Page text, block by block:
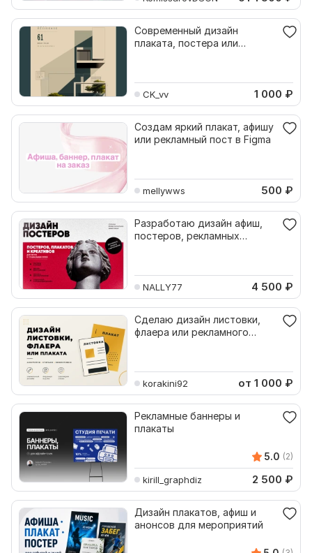
Современный дизайн
плаката, постера или
CK_vv 1 000 ₽
Создам яркий плакат, афишу
или рекламный пост в Figma
mellywws 500 ₽
Разработаю дизайн афиш,
постеров, рекламных
NALLY77 4 500 ₽
Сделаю дизайн листовки,
флаера или рекламного
korakini92 от 1 000 ₽
Рекламные баннеры и
плакаты
5.0 (2)
kirill_graphdiz 2 500 ₽
Дизайн плакатов, афиш и
анонсов для мероприятий